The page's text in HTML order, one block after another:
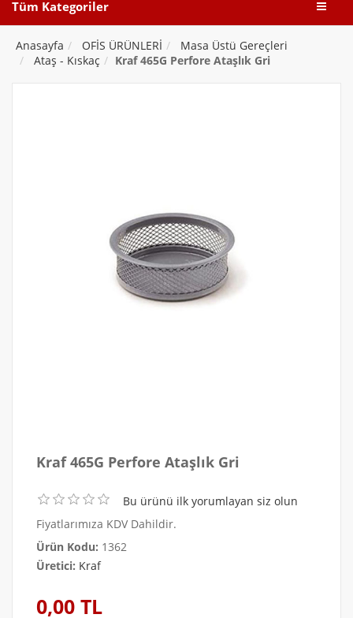
Tüm Kategoriler
Anasayfa OFİS ÜRÜNLERİ
Masa Üstü Gereçleri
Ataş - Kıskaç
Kraf 465G Perfore Ataşlık Gri
Kraf 465G Perfore Ataşlık Gri
Bu ürünü ilk yorumlayan siz olun
Fiyatlarımıza KDV Dahildir.
Ürün Kodu: 1362
Üretici: Kraf
0,00 TL